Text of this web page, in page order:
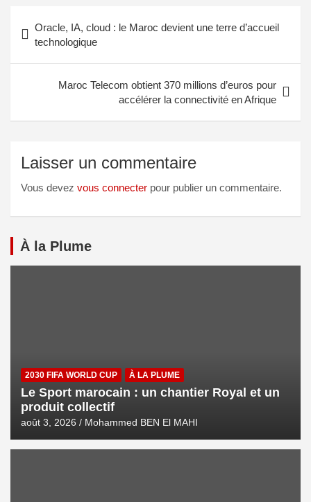
Oracle, IA, cloud : le Maroc devient une terre d’accueil
technologique
Maroc Telecom obtient 370 millions d’euros pour
accélérer la connectivité en Afrique
Laisser un commentaire
Vous devez vous connecter pour publier un commentaire.
À la Plume
2030 FIFA WORLD CUP À LA PLUME
Le Sport marocain : un chantier Royal et un
produit collectif
août 3, 2026 Mohammed BEN El MAHI